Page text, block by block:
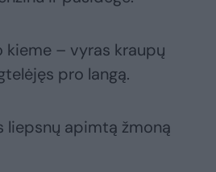
kieme – vyras kraupų
pro langą.
liepsnų apimtą žmoną